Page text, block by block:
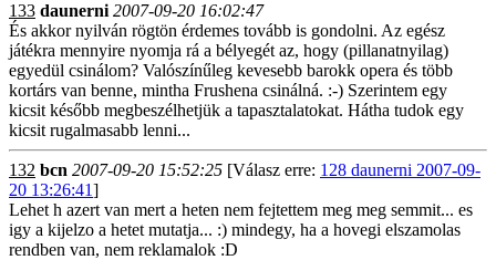
133 daunerni 2007-09-20 16:02:47
És akkor nyilván rögtön érdemes tovább is gondolni. Az egész
játékra mennyire nyomja rá a bélyegét az, hogy (pillanatnyilag)
egyedül csinálom? Valószínűleg kevesebb barokk opera és több
kortárs van benne, mintha Frushena csinálná. :-) Szerintem egy
kicsit később megbeszélhetjük a tapasztalatokat. Hátha tudok egy
kicsit rugalmasabb lenni...
132 bcn 2007-09-20 15:52:25 [Válasz erre: 128 daunerni 2007-09-
20 13:26:41]
Lehet h azert van mert a heten nem fejtettem meg meg semmit... es
igy a kijelzo a hetet mutatja... :) mindegy, ha a hovegi elszamolas
rendben van, nem reklamalok :D